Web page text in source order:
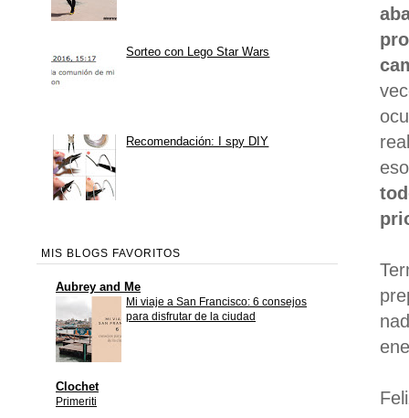
Sorteo con Lego Star Wars
Recomendación: I spy DIY
MIS BLOGS FAVORITOS
Aubrey and Me
Mi viaje a San Francisco: 6 consejos
para disfrutar de la ciudad
Clochet
Primeriti